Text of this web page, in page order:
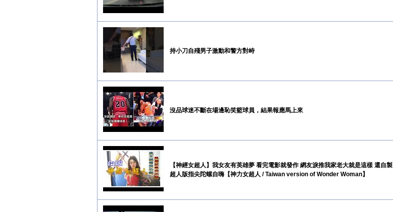
持小刀自殘男子激動和警方對峙
沒品球迷不斷在場邊恥笑籃球員，結果報應馬上來
【神經女超人】我女友有英雄夢 看完電影就發作 網友淚推我家老大就是這樣 還自製
超人版指尖陀螺自嗨【神力女超人 / Taiwan version of Wonder Woman】